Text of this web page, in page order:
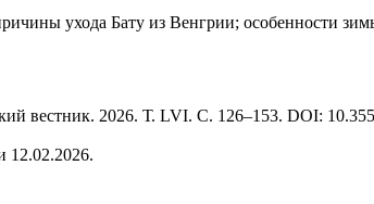
ухода Бату из Венгрии; особенности
вестник. 2026. Т. LVI. С. 126–153. DOI:
12.02.2026.